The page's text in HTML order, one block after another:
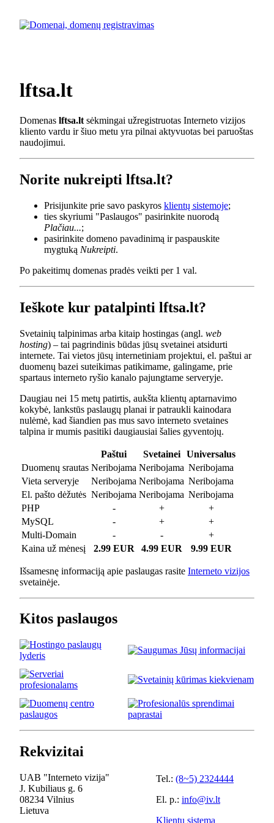
lftsa.lt
Domenas lftsa.lt sėkmingai užregistruotas Interneto vizijos
kliento vardu ir šiuo metu yra pilnai aktyvuotas bei paruoštas
naudojimui.
Norite nukreipti lftsa.lt?
Prisijunkite prie savo paskyros klientų sistemoje;
ties skyriumi "Paslaugos" pasirinkite nuorodą
Plačiau...;
pasirinkite domeno pavadinimą ir paspauskite
mygtuką Nukreipti.
Po pakeitimų domenas pradės veikti per 1 val.
Ieškote kur patalpinti lftsa.lt?
Svetainių talpinimas arba kitaip hostingas (angl. web
hosting) – tai pagrindinis būdas jūsų svetainei atsidurti
internete. Tai vietos jūsų internetiniam projektui, el. paštui ar
duomenų bazei suteikimas patikimame, galingame, prie
spartaus interneto ryšio kanalo pajungtame serveryje.
Daugiau nei 15 metų patirtis, aukšta klientų aptarnavimo
kokybė, lankstūs paslaugų planai ir patraukli kainodara
nulėmė, kad šiandien pas mus savo interneto svetaines
talpina ir mumis pasitiki daugiausiai šalies gyventojų.
Paštui Svetainei
Universalus
Duomenų srautas Neribojama Neribojama Neribojama
Vieta serveryje
Neribojama Neribojama Neribojama
El. pašto dėžutės Neribojama Neribojama Neribojama
PHP
- +
+
MySQL
- +
+
Multi-Domain
- -
+
Kaina už mėnesį
2.99 EUR 4.99 EUR 9.99 EUR
Išsamesnę informaciją apie paslaugas rasite Interneto vizijos
svetainėje.
Kitos paslaugos
Rekvizitai
UAB "Interneto vizija"
J. Kubiliaus g. 6
08234 Vilnius
Lietuva
Tel.: (8~5) 2324444
El. p.: info@iv.lt
Klientų sistema